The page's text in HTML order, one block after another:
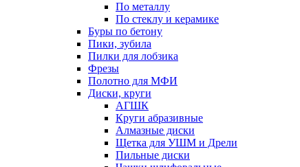
По металлу
По стеклу и керамике
Буры по бетону
Пики, зубила
Пилки для лобзика
Фрезы
Полотно для МФИ
Диски, круги
АГШК
Круги абразивные
Алмазные диски
Щетка для УШМ и Дрели
Пильные диски